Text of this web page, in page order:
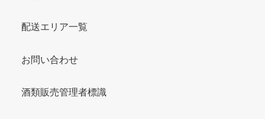
配送エリア一覧
お問い合わせ
酒類販売管理者標識